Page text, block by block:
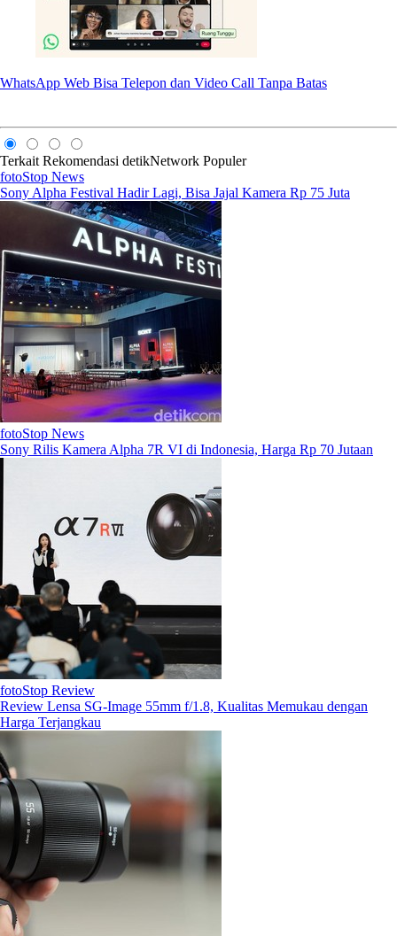
WhatsApp Web Bisa Telepon dan Video Call Tanpa Batas
Terkait Rekomendasi detikNetwork Populer
fotoStop News
Sony Alpha Festival Hadir Lagi, Bisa Jajal Kamera Rp 75 Juta
fotoStop News
Sony Rilis Kamera Alpha 7R VI di Indonesia, Harga Rp 70 Jutaan
fotoStop Review
Review Lensa SG-Image 55mm f/1.8, Kualitas Memukau dengan
Harga Terjangkau